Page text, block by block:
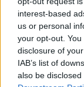
interest-based
us or personal
your opt-out.
disclosure of
IAB’s list of
also be
Mésopotamie -
Mésopotamie -
Mésopotamie -